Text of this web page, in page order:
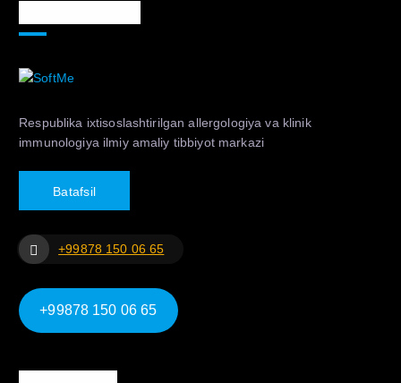
Respublika ixtisoslashtirilgan allergologiya va klinik
immunologiya ilmiy amaliy tibbiyot markazi
Batafsil
+99878 150 06 65
+99878 150 06 65